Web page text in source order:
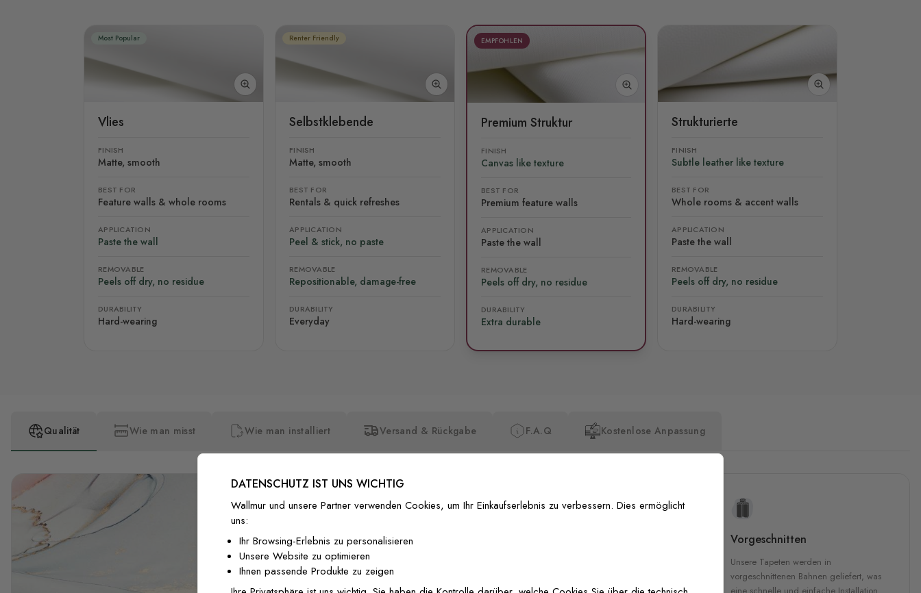
Most Popular
Vlies
FINISH
Matte, smooth
BEST FOR
Feature walls & whole rooms
APPLICATION
Paste the wall
REMOVABLE
Peels off dry, no residue
DURABILITY
Hard-wearing
Renter Friendly
Selbstklebende
FINISH
Matte, smooth
BEST FOR
Rentals & quick refreshes
APPLICATION
Peel & stick, no paste
REMOVABLE
Repositionable, damage-free
DURABILITY
Everyday
EMPFOHLEN
Premium Struktur
FINISH
Canvas like texture
BEST FOR
Premium feature walls
APPLICATION
Paste the wall
REMOVABLE
Peels off dry, no residue
DURABILITY
Extra durable
Strukturierte
FINISH
Subtle leather like texture
BEST FOR
Whole rooms & accent walls
APPLICATION
Paste the wall
REMOVABLE
Peels off dry, no residue
DURABILITY
Hard-wearing
Qualität Wie man misst Wie man installiert Versand & Rückgabe F.A.Q Kostenlose Anpassung
zertifizierten Tinten für garantierte
Vorgeschnitten
Unsere Tapeten werden in
vorgeschnittenen Bahnen geliefert, was
eine schnelle und einfache Installation
DATENSCHUTZ IST UNS WICHTIG
Wallmur und unsere Partner verwenden Cookies, um Ihr Einkaufserlebnis zu verbessern. Dies ermöglicht
uns:
Ihr Browsing-Erlebnis zu personalisieren
Unsere Website zu optimieren
Ihnen passende Produkte zu zeigen